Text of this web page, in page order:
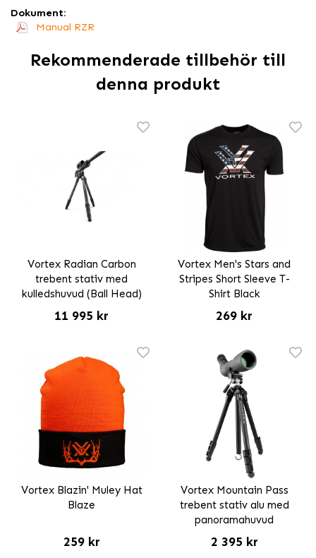
Dokument:
Manual RZR
Rekommenderade tillbehör till
denna produkt
Vortex Radian Carbon
trebent stativ med
kulledshuvud (Ball Head)
11 995 kr
Vortex Men's Stars and
Stripes Short Sleeve T-
Shirt Black
269 kr
Vortex Blazin' Muley Hat
Blaze
259 kr
Vortex Mountain Pass
trebent stativ alu med
panoramahuvud
2 395 kr